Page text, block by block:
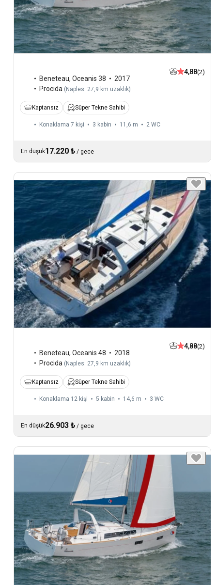
Beneteau, Oceanis 38
2017
Procida (Naples: 27,9 km uzaklık)
4,88(2)
Kaptansız Süper Tekne Sahibi
Konaklama 7 kişi 3 kabin 11,6 m 2 WC
En düşük17.220 ₺ / gece
Beneteau, Oceanis 48
2018
Procida (Naples: 27,9 km uzaklık)
4,88(2)
Kaptansız Süper Tekne Sahibi
Konaklama 12 kişi 5 kabin 14,6 m 3 WC
En düşük26.903 ₺ / gece